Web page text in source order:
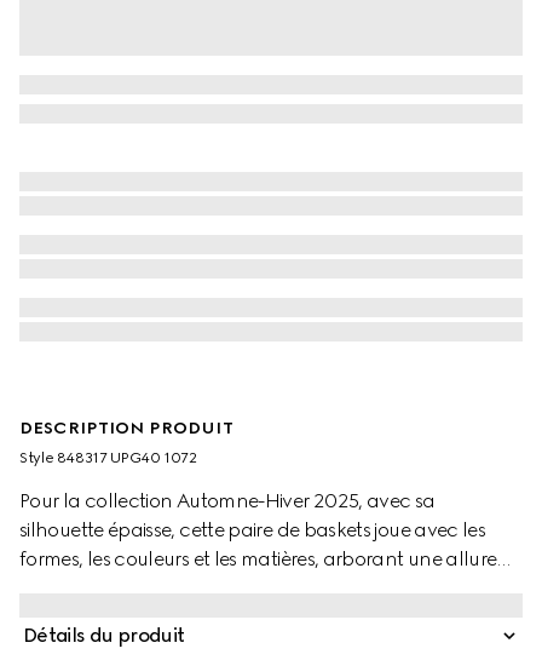
DESCRIPTION PRODUIT
Style ‎848317 UPG40 1072
Pour la collection Automne-Hiver 2025, avec sa
silhouette épaisse, cette paire de baskets joue avec les
formes, les couleurs et les matières, arborant une allure
Web qui signe le modèle.
Détails du produit